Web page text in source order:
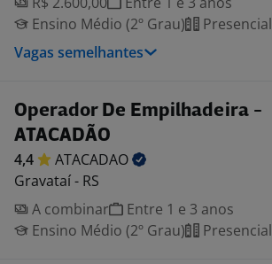
Ensino Médio (2º Grau)
Presencial
Vagas semelhantes
Operador De Empilhadeira -
ATACADÃO
4,4
ATACADAO
Gravataí - RS
A combinar
Entre 1 e 3 anos
Ensino Médio (2º Grau)
Presencial